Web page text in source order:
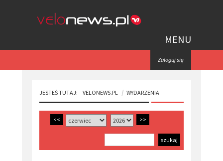
MENU
Zaloguj się
JESTEŚ TUTAJ: VELONEWS.PL WYDARZENIA
<< >>